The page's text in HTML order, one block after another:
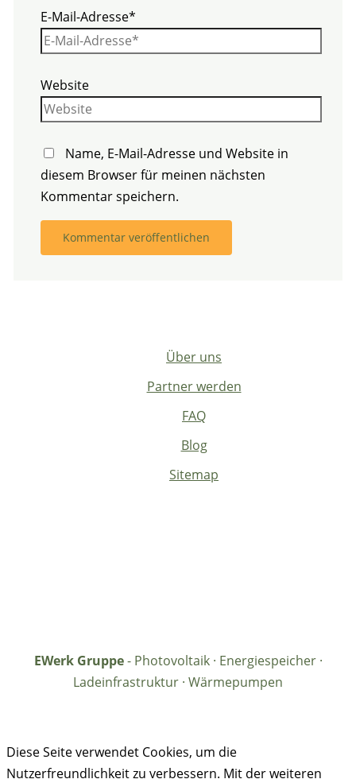
E-Mail-Adresse*
Website
Name, E-Mail-Adresse und Website in
diesem Browser für meinen nächsten
Kommentar speichern.
Über uns
Partner werden
FAQ
Blog
Sitemap
EWerk Gruppe- Photovoltaik · Energiespeicher ·
Ladeinfrastruktur · Wärmepumpen
Diese Seite verwendet Cookies, um die
Nutzerfreundlichkeit zu verbessern. Mit der weiteren